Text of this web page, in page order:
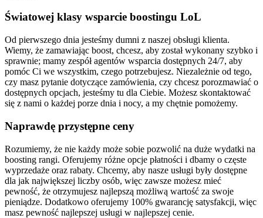
Światowej klasy wsparcie boostingu LoL
Od pierwszego dnia jesteśmy dumni z naszej obsługi klienta.
Wiemy, że zamawiając boost, chcesz, aby został wykonany szybko i
sprawnie; mamy zespół agentów wsparcia dostępnych 24/7, aby
pomóc Ci we wszystkim, czego potrzebujesz. Niezależnie od tego,
czy masz pytanie dotyczące zamówienia, czy chcesz porozmawiać o
dostępnych opcjach, jesteśmy tu dla Ciebie. Możesz skontaktować
się z nami o każdej porze dnia i nocy, a my chętnie pomożemy.
Naprawdę przystępne ceny
Rozumiemy, że nie każdy może sobie pozwolić na duże wydatki na
boosting rangi. Oferujemy różne opcje płatności i dbamy o częste
wyprzedaże oraz rabaty. Chcemy, aby nasze usługi były dostępne
dla jak największej liczby osób, więc zawsze możesz mieć
pewność, że otrzymujesz najlepszą możliwą wartość za swoje
pieniądze. Dodatkowo oferujemy 100% gwarancję satysfakcji, więc
masz pewność najlepszej usługi w najlepszej cenie.